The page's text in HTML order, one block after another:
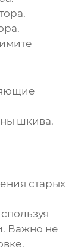
шкива.
старых
Важно не